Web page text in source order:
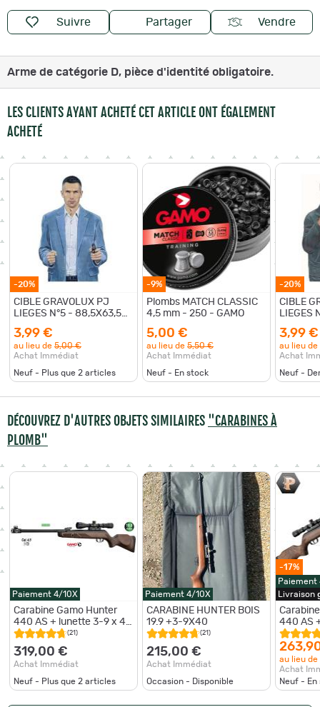
Suivre Partager Vendre
Arme de catégorie D, pièce d'identité obligatoire.
LES CLIENTS AYANT ACHETÉ CET ARTICLE ONT ÉGALEMENT
ACHETÉ
-20%
CIBLE GRAVOLUX PJ
LIEGES N°5 - 88,5X63,5
3,99 €
au lieu de 5,00 €
Achat Immédiat
Neuf - Plus que 2 articles
-9%
Plombs MATCH CLASSIC
4,5 mm - 250 - GAMO
5,00 €
au lieu de 5,50 €
Achat Immédiat
Neuf - En stock
-20%
CIBLE
LIEGES
3,99 €
au lieu de
Achat
Neuf -
DÉCOUVREZ D'AUTRES OBJETS SIMILAIRES "CARABINES À
PLOMB"
Paiement 4/10X
Carabine Gamo Hunter
440 AS + lunette 3-9 x 40
- Cal 4.5
(21)
319,00 €
Achat Immédiat
Neuf - Plus que 2 articles
Paiement 4/10X
CARABINE HUNTER BOIS
19.9 +3-9X40
(21)
215,00 €
Achat Immédiat
Occasion - Disponible
-17%
Paiement
Livraison
440 AS
WR +
au lieu de
Achat
Neuf - En